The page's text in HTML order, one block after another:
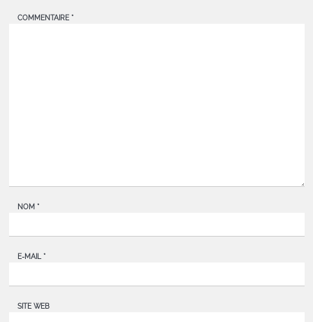
COMMENTAIRE *
NOM *
E-MAIL *
SITE WEB